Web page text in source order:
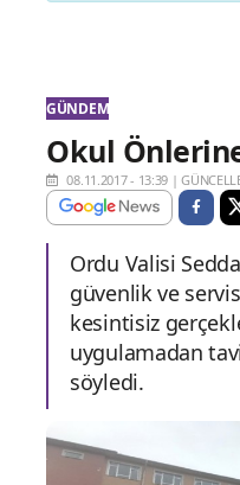
GÜNDEM
Okul
08.11.2017 - 13:39 |
Ordu Valisi
güvenlik ve
kesintisiz
uygulamadan
söyledi.